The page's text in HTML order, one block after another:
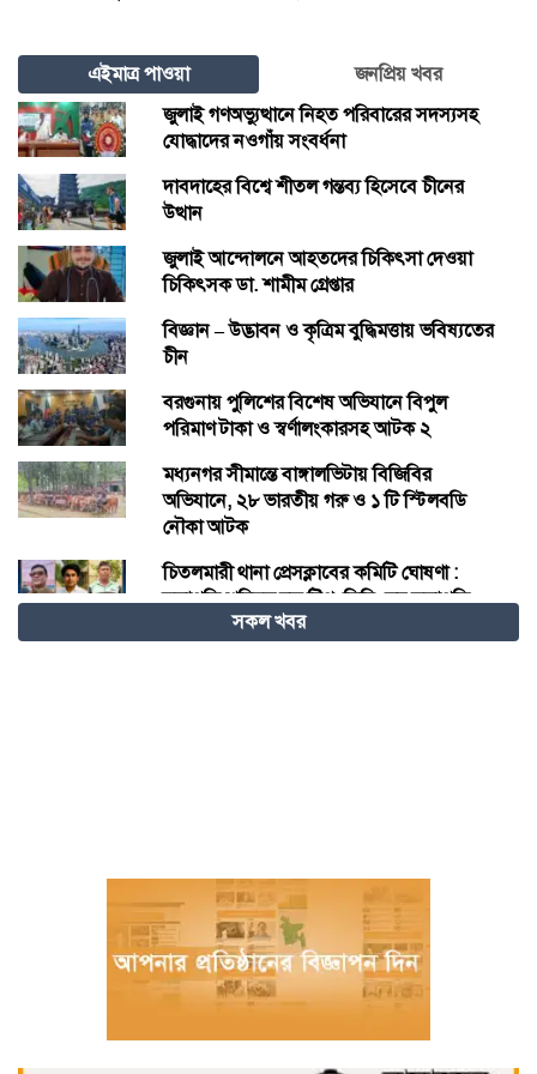
এইমাত্র পাওয়া
জনপ্রিয় খবর
জুলাই গণঅভ্যুত্থানে নিহত পরিবারের সদস্যসহ
যোদ্ধাদের নওগাঁয় সংবর্ধনা
দাবদাহের বিশ্বে শীতল গন্তব্য হিসেবে চীনের
উত্থান
জুলাই আন্দোলনে আহতদের চিকিৎসা দেওয়া
চিকিৎসক ডা. শামীম গ্রেপ্তার
বিজ্ঞান – উদ্ভাবন ও কৃত্রিম বুদ্ধিমত্তায় ভবিষ্যতের
চীন
বরগুনায় পুলিশের বিশেষ অভিযানে বিপুল
পরিমাণ টাকা ও স্বর্ণালংকারসহ আটক ২
মধ্যনগর সীমান্তে বাঙ্গালভিটায় বিজিবির
অভিযানে, ২৮ ভারতীয় গরু ও ১ টি স্টিলবডি
নৌকা আটক
চিতলমারী থানা প্রেসক্লাবের কমিটি ঘোষণা :
সভাপতি শহিদুল হক টিপু, সিনি: সহ সভাপতি
মো: আজাদ খান, সাধারণ সম্পাদক অরুন কুমার
গাঁজাসহ দুইজন মাদক ব্যবসায়ীকে গ্রেফতার
করেছে র‍্যাব-৬
নওগাঁয় পানিতে ডুবে নবদম্পতির মৃত্যু, শয়ন ঘর
থেকে যুবকের মরদেহ উদ্ধার
অধিভুক্ত কলেজগুলোতে সাইবার সিকিউরিটি ক্লাব
সকল খবর